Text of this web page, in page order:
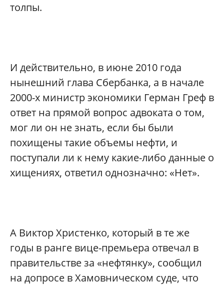
толпы.
И действительно, в июне 2010 года
нынешний глава Сбербанка, а в начале
2000-х министр экономики Герман Греф в
ответ на прямой вопрос адвоката о том,
мог ли он не знать, если бы были
похищены такие объемы нефти, и
поступали ли к нему какие-либо данные о
хищениях, ответил однозначно: «Нет».
А Виктор Христенко, который в те же
годы в ранге вице-премьера отвечал в
правительстве за «нефтянку», сообщил
на допросе в Хамовническом суде, что